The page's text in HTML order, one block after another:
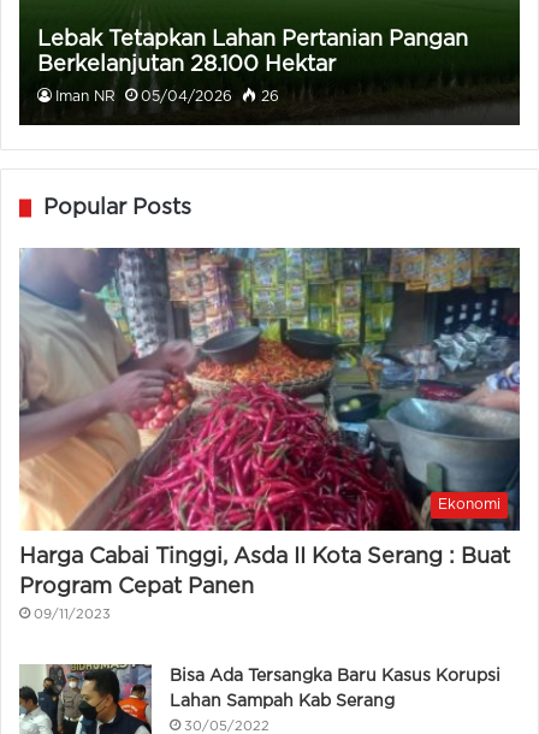
Lebak Tetapkan Lahan Pertanian Pangan
Berkelanjutan 28.100 Hektar
Iman NR 05/04/2026 26
Popular Posts
Ekonomi
Harga Cabai Tinggi, Asda II Kota Serang : Buat
Program Cepat Panen
09/11/2023
Bisa Ada Tersangka Baru Kasus Korupsi
Lahan Sampah Kab Serang
30/05/2022